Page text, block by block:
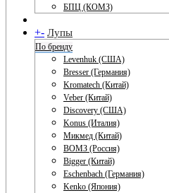
БПЦ (КОМЗ)
+- Лупы
По бренду
Levenhuk (США)
Bresser (Германия)
Kromatech (Китай)
Veber (Китай)
Discovery (США)
Konus (Италия)
Микмед (Китай)
ВОМЗ (Россия)
Bigger (Китай)
Eschenbach (Германия)
Kenko (Япония)